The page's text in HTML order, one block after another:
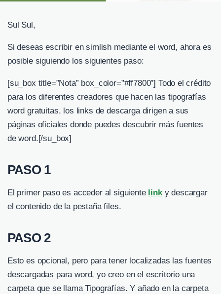
Sul Sul,
Si deseas escribir en simlish mediante el word, ahora es
posible siguiendo los siguientes paso:
[su_box title=”Nota” box_color=”#ff7800″] Todo el crédito
para los diferentes creadores que hacen las tipografías
word gratuitas, los links de descarga dirigen a sus
páginas oficiales donde puedes descubrir más fuentes
de word.[/su_box]
PASO 1
El primer paso es acceder al siguiente linky descargar
el contenido de la pestaña files.
PASO 2
Esto es opcional, pero para tener localizadas las fuentes
descargadas para word, yo creo en el escritorio una
carpeta que se llama Tipografías. Y añado en la carpeta